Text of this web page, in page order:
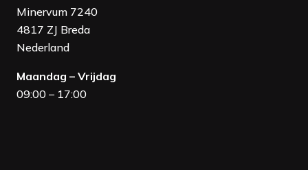
Minervum 7240
4817 ZJ Breda
Nederland
Maandag – Vrijdag
09:00 – 17:00